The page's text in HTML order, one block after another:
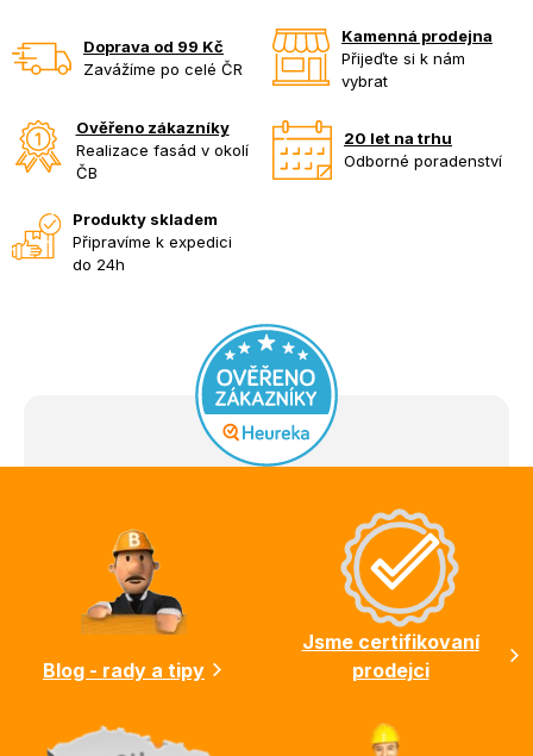
Doprava od 99 Kč
Zavážíme po celé ČR
Kamenná prodejna
Přijeďte si k nám
vybrat
Ověřeno zákazníky
Realizace fasád v okolí
ČB
20 let na trhu
Odborné poradenství
Produkty skladem
Připravíme k expedici
do 24h
Blog - rady a tipy
Jsme certifikovaní
prodejci